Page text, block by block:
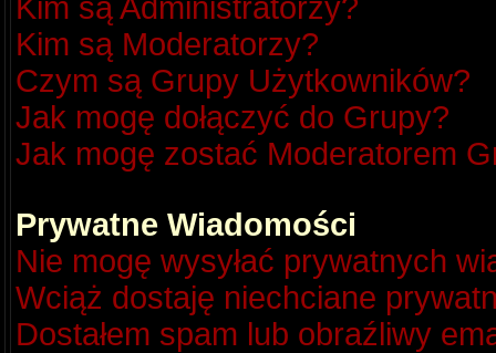
Kim są Administratorzy?
Kim są Moderatorzy?
Czym są Grupy Użytkowników?
Jak mogę dołączyć do Grupy?
Jak mogę zostać Moderatorem
Prywatne Wiadomości
Nie mogę wysyłać prywatnych
Wciąż dostaję niechciane
Dostałem spam lub obraźliwy